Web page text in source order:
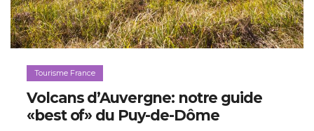
Tourisme France
Volcans d’Auvergne: notre guide
«best of» du Puy-de-Dôme